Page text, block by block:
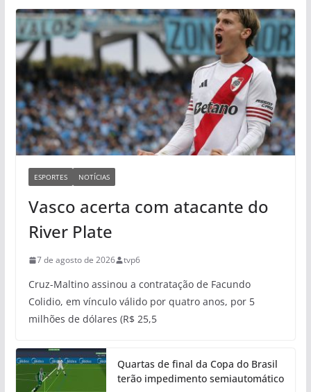
ESPORTES NOTÍCIAS
Vasco acerta com atacante do
River Plate
7 de agosto de 2026 tvp6
Cruz-Maltino assinou a contratação de Facundo
Colidio, em vínculo válido por quatro anos, por 5
milhões de dólares (R$ 25,5
Quartas de final da Copa do Brasil
terão impedimento semiautomático